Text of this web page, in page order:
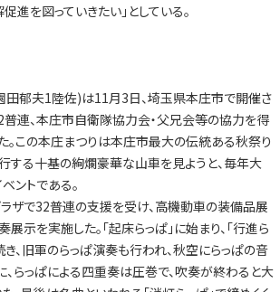
進を図っていきたい」としている。
郁夫1陸佐)は11月3日、埼玉県本庄市で開催さ
普連、本庄市自衛隊協力会・父兄会等の協力を得
。この本庄まつりは本庄市最大の伝統ある秋祭り
する十基の絢爛豪華な山車を見ようと、毎年大
ントである。
ザで32普連の支援を受け、高機動車の装備品展
示を実施した。「起床らっぱ」に始まり、「行進ら
き、旧軍のらっぱ演奏も行われ、秋空にらっぱの音
、らっぱによる四重奏は圧巻で、吹奏が終わると大